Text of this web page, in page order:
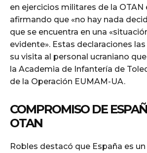
en ejercicios militares de la OTAN
afirmando que «no hay nada
que se encuentra en una
evidente». Estas declaraciones
su visita al personal ucraniano
la Academia de Infantería de
de la Operación EUMAM-UA.
COMPROMISO DE
OTAN
Robles destacó que España es